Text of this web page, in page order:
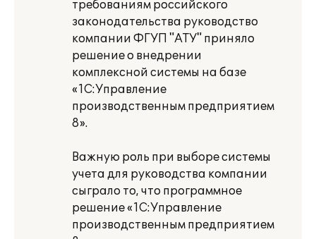
требованиям российского
законодательства руководство
компании ФГУП "АТУ" приняло
решение о внедрении
комплексной системы на базе
«1С:Управление
производственным предприятием
8».
Важную роль при выборе системы
учета для руководства компании
сыграло то, что программное
решение «1С:Управление
производственным предприятием